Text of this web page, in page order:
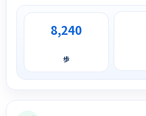
8,240
歩